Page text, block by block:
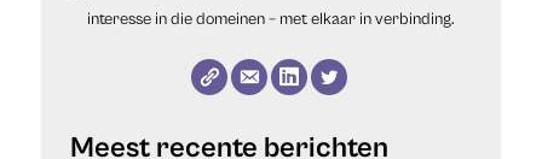
interesse in die domeinen – met elkaar in verbinding.